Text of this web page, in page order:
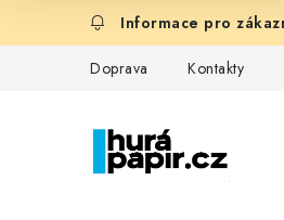
Doprava Kontakty